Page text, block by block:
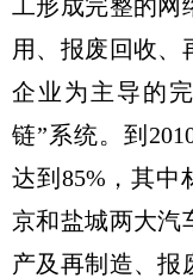
工形成完整的网
用、报废回收、
企业为主导的
链”系统。到
达到85%，其中
京和盐城两大汽
产及再制造、报